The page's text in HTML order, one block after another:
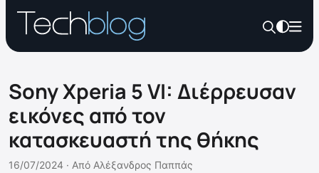
Sony Xperia 5 VI: Διέρρευσαν
εικόνες από τον
κατασκευαστή της θήκης
16/07/2024 · Από Αλέξανδρος Παππάς